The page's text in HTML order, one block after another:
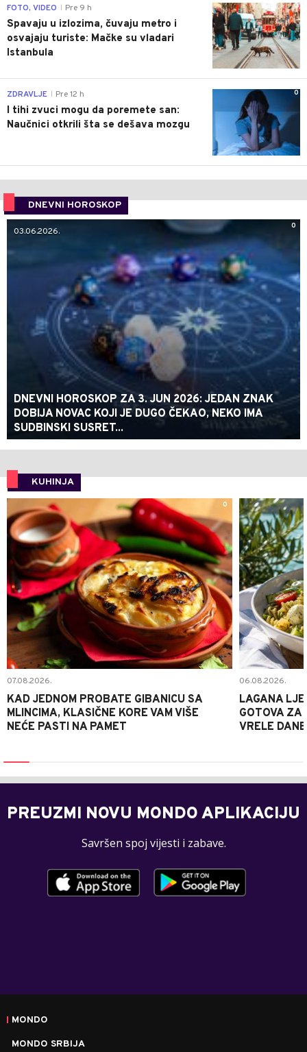
0
FOTO, VIDEO Pre 9 h
Spavaju u izlozima, čuvaju metro i
osvajaju turiste: Mačke su vladari
Istanbula
0
ZDRAVLJE Pre 12 h
I tihi zvuci mogu da poremete san:
Naučnici otkrili šta se dešava mozgu
DNEVNI HOROSKOP
0
03.06.2026.
DNEVNI HOROSKOP ZA 3. JUN 2026: JEDAN ZNAK
DOBIJA NOVAC KOJI JE DUGO ČEKAO, NEKO IMA
SUDBINSKI SUSRET...
KUHINJA
0
07.08.2026.
KAD JEDNOM PROBATE GIBANICU SA
MLINCIMA, KLASIČNE KORE VAM VIŠE
NEĆE PASTI NA PAMET
06.08.2026.
LAGANA
GOTOVA ZA
VRELE DANE
PREUZMI NOVU MONDO APLIKACIJU
Savršen spoj vijesti i zabave.
MONDO
MONDO SRBIJA